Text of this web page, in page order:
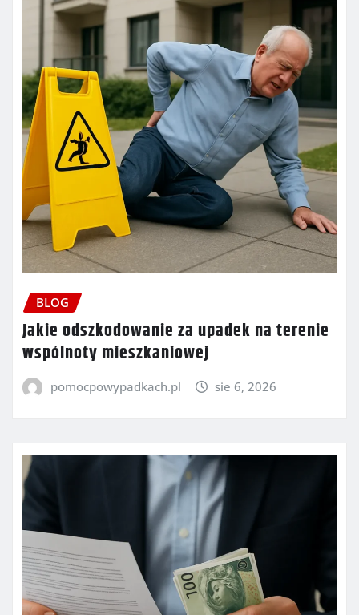
BLOG
Jakie odszkodowanie za upadek na terenie
wspólnoty mieszkaniowej
pomocpowypadkach.pl sie 6, 2026